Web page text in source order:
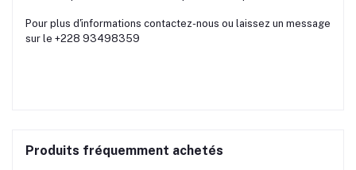
Pour plus d'informations contactez-nous ou laissez un message
sur le +228 93498359
Produits fréquemment achetés